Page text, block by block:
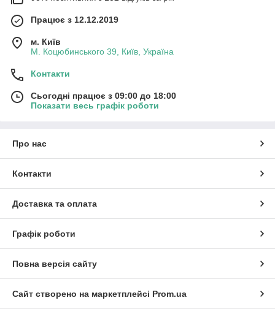
Працює з 12.12.2019
м. Київ
М. Коцюбинського 39, Київ, Україна
Контакти
Сьогодні працює з 09:00 до 18:00
Показати весь графік роботи
Про нас
Контакти
Доставка та оплата
Графік роботи
Повна версія сайту
Сайт створено на маркетплейсі Prom.ua